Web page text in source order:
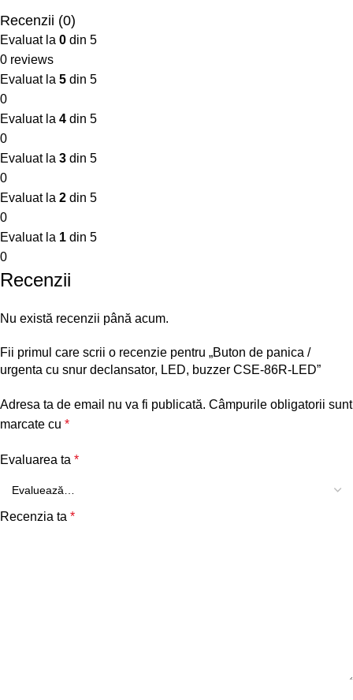
Recenzii (0)
Evaluat la 0 din 5
0 reviews
Evaluat la 5 din 5
0
Evaluat la 4 din 5
0
Evaluat la 3 din 5
0
Evaluat la 2 din 5
0
Evaluat la 1 din 5
0
Recenzii
Nu există recenzii până acum.
Fii primul care scrii o recenzie pentru „Buton de panica /
urgenta cu snur declansator, LED, buzzer CSE-86R-LED”
Adresa ta de email nu va fi publicată. Câmpurile obligatorii sunt
marcate cu *
Evaluarea ta *
Recenzia ta *